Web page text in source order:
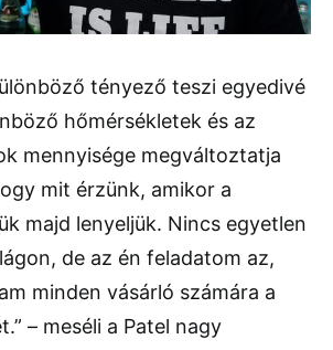
tényező teszi egyedivé
hőmérsékletek és az
mennyisége megváltoztatja
mit érzünk, amikor a
majd lenyeljük. Nincs egyetlen
de az én feladatom az,
minden vásárló számára a
– meséli a Patel nagy